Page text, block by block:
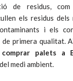
de residus,
els residus
i els
de primera qualitat.
comprar palets a
medi ambient.